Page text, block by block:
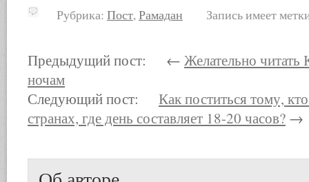
Рубрика: Пост,Рамадан Запись имеет
Предыдущий пост: ← Желательно читать
ночам
Следующий пост: Как поститься тому,
странах, где день составляет 18-20 часов? →